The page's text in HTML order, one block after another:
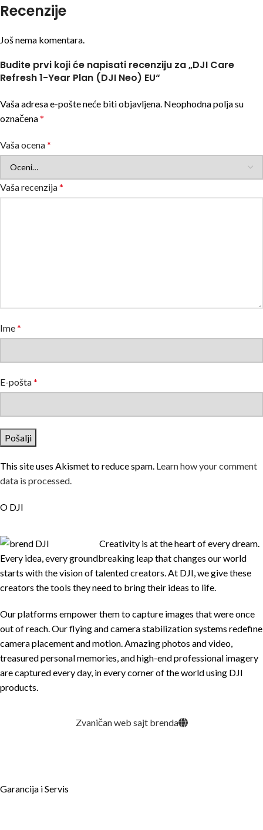
Recenzije
Još nema komentara.
Budite prvi koji će napisati recenziju za „DJI Care
Refresh 1-Year Plan (DJI Neo) EU“
Vaša adresa e-pošte neće biti objavljena. Neophodna polja su
označena*
Vaša ocena*
Vaša recenzija*
Ime*
E-pošta*
This site uses Akismet to reduce spam. Learn how your comment
data is processed.
O DJI
Creativity is at the heart of every dream.
Every idea, every groundbreaking leap that changes our world
starts with the vision of talented creators. At DJI, we give these
creators the tools they need to bring their ideas to life.
Our platforms empower them to capture images that were once
out of reach. Our flying and camera stabilization systems redefine
camera placement and motion. Amazing photos and video,
treasured personal memories, and high-end professional imagery
are captured every day, in every corner of the world using DJI
products.
Zvaničan web sajt brenda
Garancija i Servis